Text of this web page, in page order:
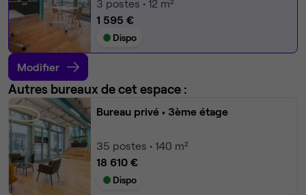
3 postes • 12 m²
1 595 €
Dispo
Modifier
Autres bureaux de cet espace :
Bureau privé • 3ème étage
35 postes • 140 m²
18 610 €
Dispo